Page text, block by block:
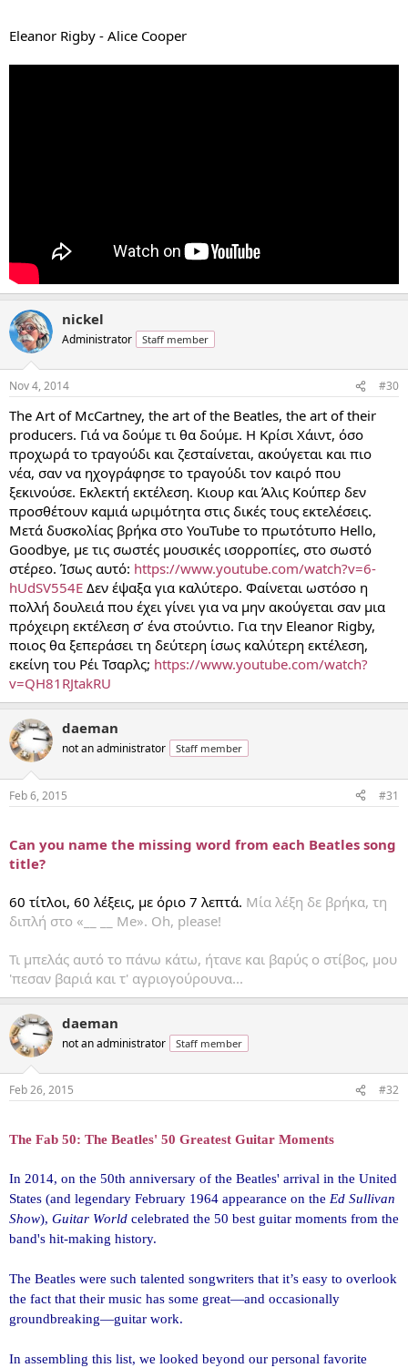
Eleanor Rigby - Alice Cooper
nickel
Administrator Staff member
Nov 4, 2014 #30
The Art of McCartney, the art of the Beatles, the art of their
producers. Γιά να δούμε τι θα δούμε. Η Κρίσι Χάιντ, όσο
προχωρά το τραγούδι και ζεσταίνεται, ακούγεται και πιο
νέα, σαν να ηχογράφησε το τραγούδι τον καιρό που
ξεκινούσε. Εκλεκτή εκτέλεση. Κιουρ και Άλις Κούπερ δεν
προσθέτουν καμιά ωριμότητα στις δικές τους εκτελέσεις.
Μετά δυσκολίας βρήκα στο YouTube το πρωτότυπο Hello,
Goodbye, με τις σωστές μουσικές ισορροπίες, στο σωστό
στέρεο. Ίσως αυτό: https://www.youtube.com/watch?v=6-
hUdSV554E Δεν έψαξα για καλύτερο. Φαίνεται ωστόσο η
πολλή δουλειά που έχει γίνει για να μην ακούγεται σαν μια
πρόχειρη εκτέλεση σ’ ένα στούντιο. Για την Eleanor Rigby,
ποιος θα ξεπεράσει τη δεύτερη ίσως καλύτερη εκτέλεση,
εκείνη του Ρέι Τσαρλς; https://www.youtube.com/watch?
v=QH81RJtakRU
daeman
not an administrator Staff member
Feb 6, 2015 #31
Can you name the missing word from each Beatles song
title?
60 τίτλοι, 60 λέξεις, με όριο 7 λεπτά. Μία λέξη δε βρήκα, τη
διπλή στο «__ __ Me». Oh, please!
Τι μπελάς αυτό το πάνω κάτω, ήτανε και βαρύς ο στίβος, μου
'πεσαν βαριά και τ' αγριογούρουνα...
daeman
not an administrator Staff member
Feb 26, 2015 #32
The Fab 50: The Beatles' 50 Greatest Guitar Moments
In 2014, on the 50th anniversary of the Beatles' arrival in the United
States (and legendary February 1964 appearance on the Ed Sullivan
Show), Guitar World celebrated the 50 best guitar moments from the
band's hit-making history.
The Beatles were such talented songwriters that it’s easy to overlook
the fact that their music has some great—and occasionally
groundbreaking—guitar work.
In assembling this list, we looked beyond our personal favorite